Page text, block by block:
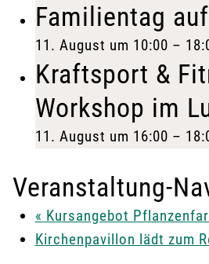
Familientag
11. August um 10:00 –
Kraftsport &
Workshop im
11. August um 16:00 –
Veranstaltung-
« Kursangebot
Kirchenpavillon lädt zum